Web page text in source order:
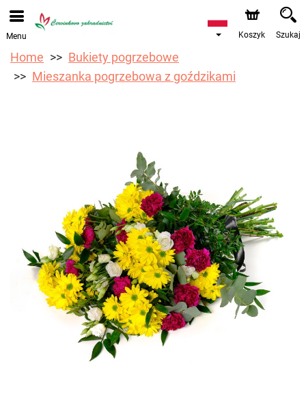
Menu Koszyk Szukaj
Home
Bukiety pogrzebowe
Mieszanka pogrzebowa z goździkami